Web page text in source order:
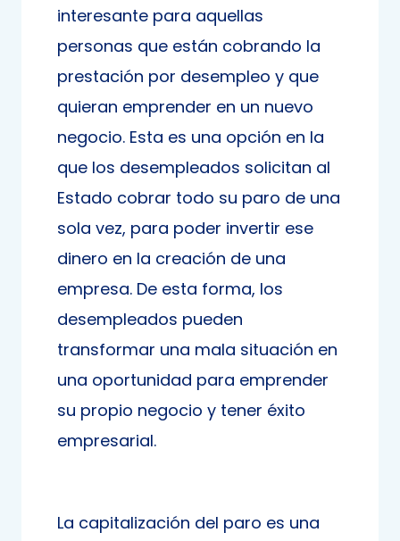
interesante para aquellas
personas que están cobrando la
prestación por desempleo y que
quieran emprender en un nuevo
negocio. Esta es una opción en la
que los desempleados solicitan al
Estado cobrar todo su paro de una
sola vez, para poder invertir ese
dinero en la creación de una
empresa. De esta forma, los
desempleados pueden
transformar una mala situación en
una oportunidad para emprender
su propio negocio y tener éxito
empresarial.
La capitalización del paro es una